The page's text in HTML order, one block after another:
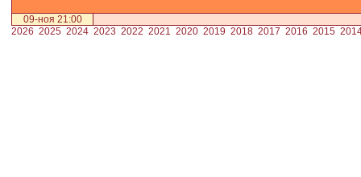
09-ноя 21:00
2026 2025 2024 2023 2022 2021 2020 2019 2018 2017 2016 2015